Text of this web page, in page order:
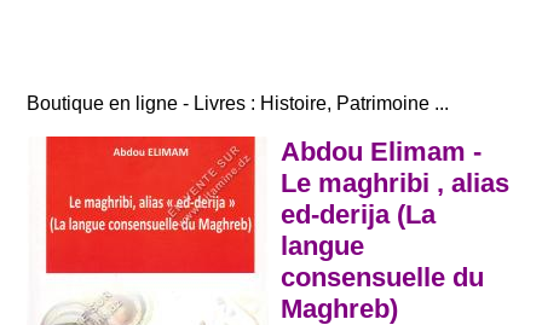
Boutique en ligne - Livres : Histoire, Patrimoine ...
Abdou Elimam -
Le maghribi , alias
ed-derija (La
langue
consensuelle du
Maghreb)